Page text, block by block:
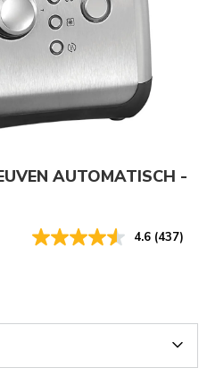
AUTOMATISCH -
4.6 (437)